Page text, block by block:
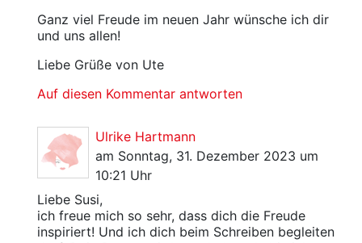
Ganz viel Freude im neuen Jahr wünsche ich dir
und uns allen!
Liebe Grüße von Ute
Auf diesen Kommentar antworten
Ulrike Hartmann
am Sonntag, 31. Dezember 2023 um
10:21 Uhr
Liebe Susi,
ich freue mich so sehr, dass dich die Freude
inspiriert! Und ich dich beim Schreiben begleiten